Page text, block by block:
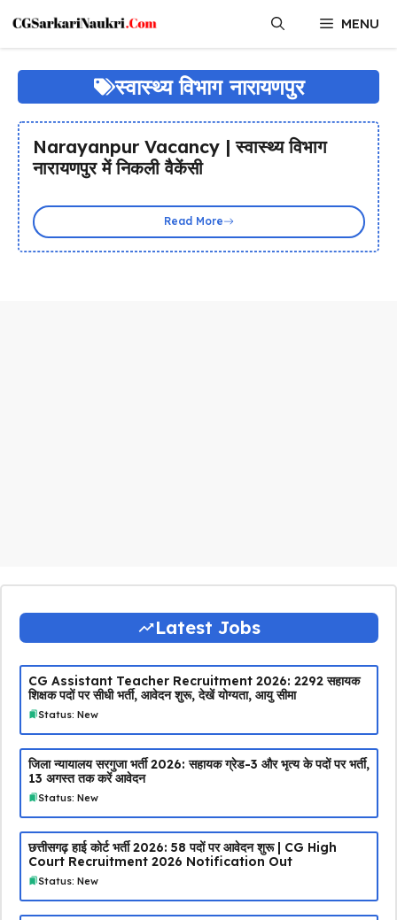
content
MENU
स्वास्थ्य विभाग नारायणपुर
Narayanpur Vacancy | स्वास्थ्य विभाग
नारायणपुर में निकली वैकेंसी
Read More
Latest Jobs
CG Assistant Teacher Recruitment 2026: 2292 सहायक
शिक्षक पदों पर सीधी भर्ती, आवेदन शुरू, देखें योग्यता, आयु सीमा
Status: New
जिला न्यायालय सरगुजा भर्ती 2026: सहायक ग्रेड-3 और भृत्य के पदों पर भर्ती,
13 अगस्त तक करें आवेदन
Status: New
छत्तीसगढ़ हाई कोर्ट भर्ती 2026: 58 पदों पर आवेदन शुरू | CG High
Court Recruitment 2026 Notification Out
Status: New